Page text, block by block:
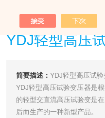
YDJ轻型高压
简要描述： YDJ轻型高压试
YDJ轻型高压试验变压器是
的轻型交直流高压试验变是
后而生产的一种新型产品。